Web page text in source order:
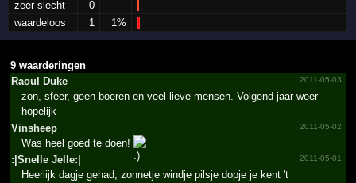
zeer slecht
0
waardeloos
1 1%
9 waarderingen
Raoul Duke
2011-05-03
zon, sfeer, geen boeren en veel lieve mensen. Volgend jaar weer
hopelijk
Vinsheep
2011-05-02
Was heel goed te doen!
:|Snelle Jelle:|
2011-05-01
Heerlijk dagje gehad, zonnetje windje pilsje dopje je kent 't